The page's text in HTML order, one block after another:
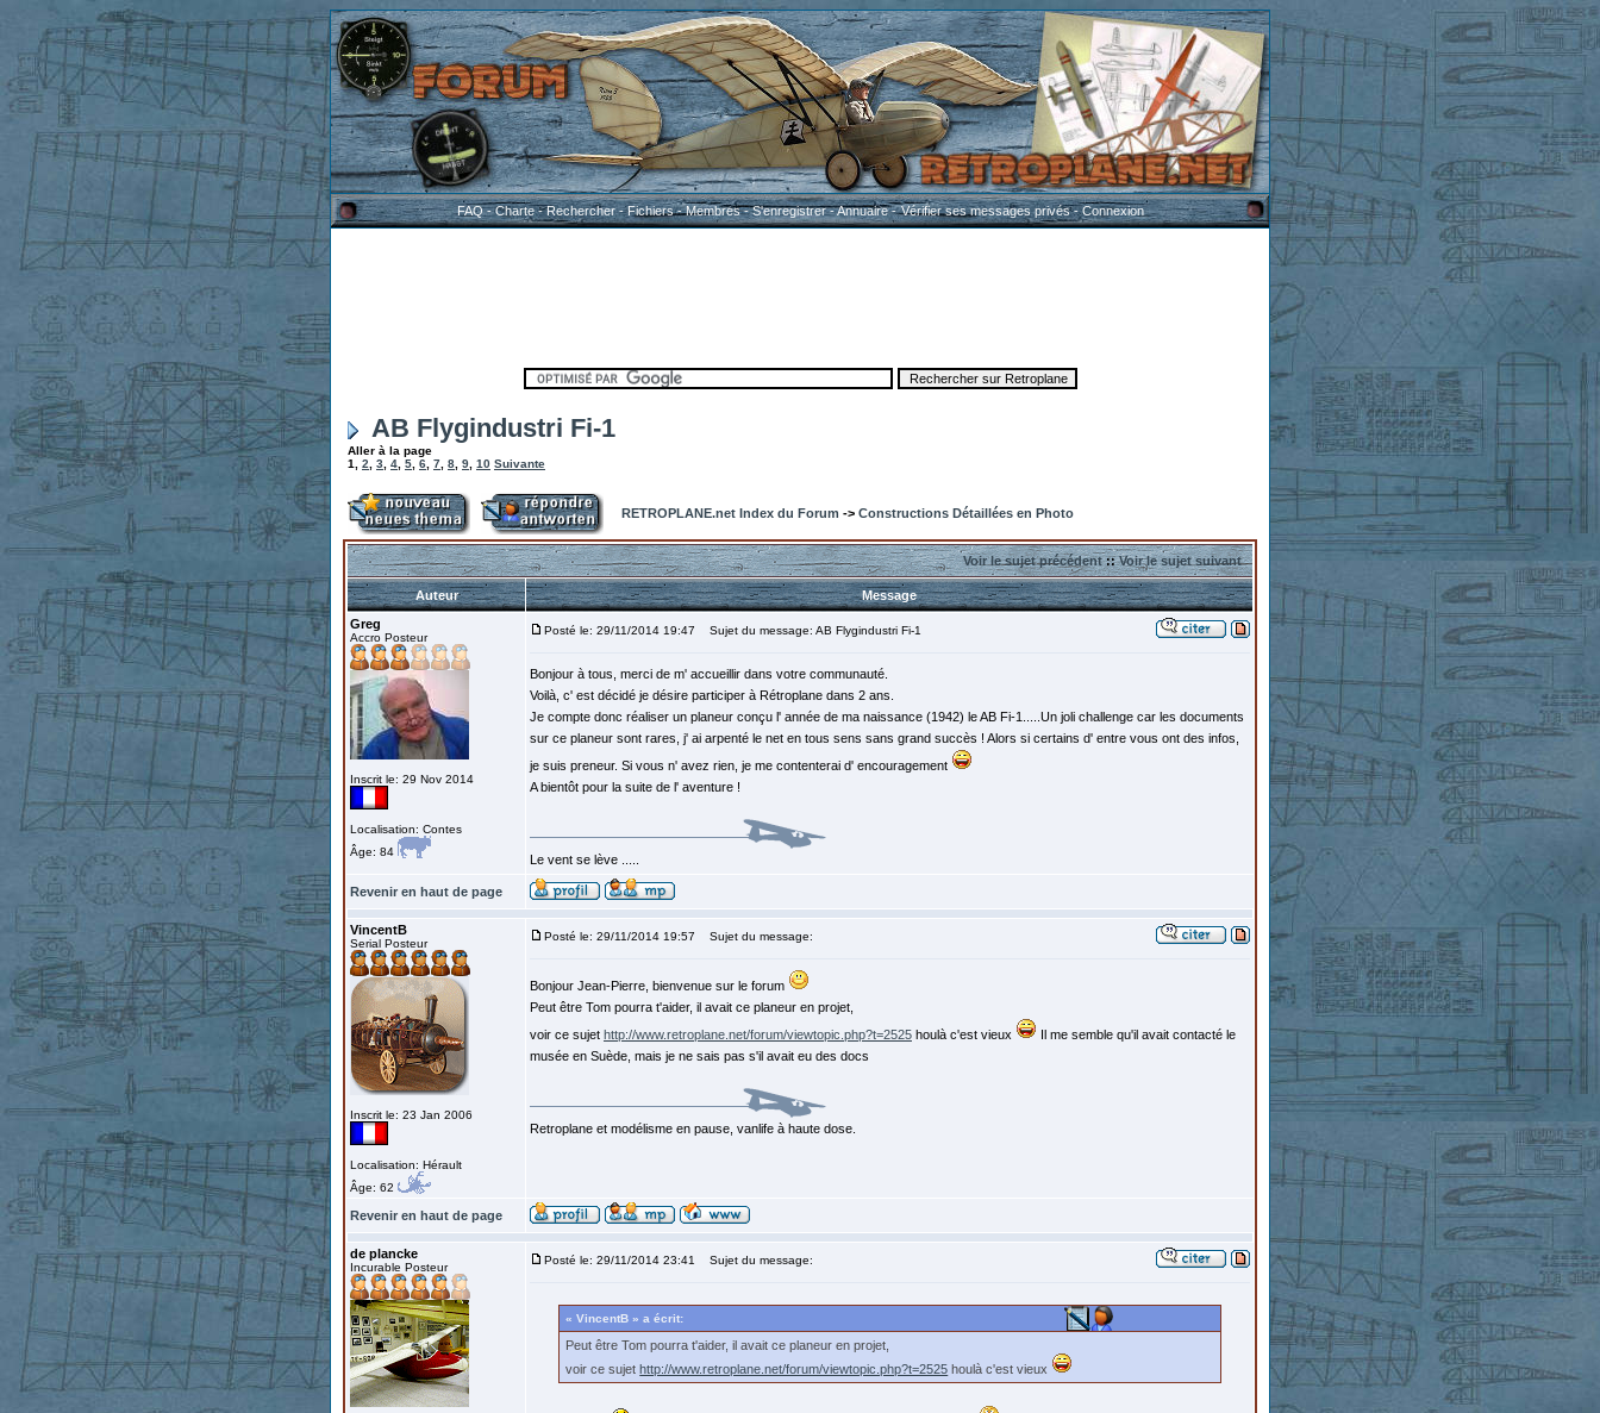
FAQ-Charte-Rechercher-Fichiers-Membres-S'enregistrer-Annuaire-Vérifier ses messages privés-Connexion
AB Flygindustri Fi-1
Aller à la page
1
2 3 4 5 6 7 8 9 10 Suivante
RETROPLANE.net Index du Forum -> Constructions Détaillées en Photo
Voir le sujet précédent::Voir le sujet suivant
Auteur
Message
Greg
Accro Posteur
Inscrit le: 29 Nov 2014
Localisation: Contes
Âge: 84
Posté le: 29/11/2014 19:47 Sujet du message: AB Flygindustri Fi-1
Bonjour à tous, merci de m' accueillir dans votre communauté.
Voilà, c' est décidé je désire participer à Rétroplane dans 2 ans.
Je compte donc réaliser un planeur conçu l' année de ma naissance (1942) le AB Fi-1.....Un joli challenge car les documents
sur ce planeur sont rares, j' ai arpenté le net en tous sens sans grand succès ! Alors si certains d' entre vous ont des infos,
je suis preneur. Si vous n' avez rien, je me contenterai d' encouragement
A bientôt pour la suite de l' aventure !
Le vent se lève .....
Revenir en haut de page
VincentB
Serial Posteur
Inscrit le: 23 Jan 2006
Localisation: Hérault
Âge: 62
Posté le: 29/11/2014 19:57 Sujet du message:
Bonjour Jean-Pierre, bienvenue sur le forum
Peut être Tom pourra t'aider, il avait ce planeur en projet,
voir ce sujet http://www.retroplane.net/forum/viewtopic.php?t=2525 houlà c'est vieux
Il me semble qu'il avait contacté le
musée en Suède, mais je ne sais pas s'il avait eu des docs
Retroplane et modélisme en pause, vanlife à haute dose.
Revenir en haut de page
de plancke
Incurable Posteur
Posté le: 29/11/2014 23:41 Sujet du message:
« VincentB » a écrit:
Peut être Tom pourra t'aider, il avait ce planeur en projet,
voir ce sujethttp://www.retroplane.net/forum/viewtopic.php?t=2525 houlà c'est vieux